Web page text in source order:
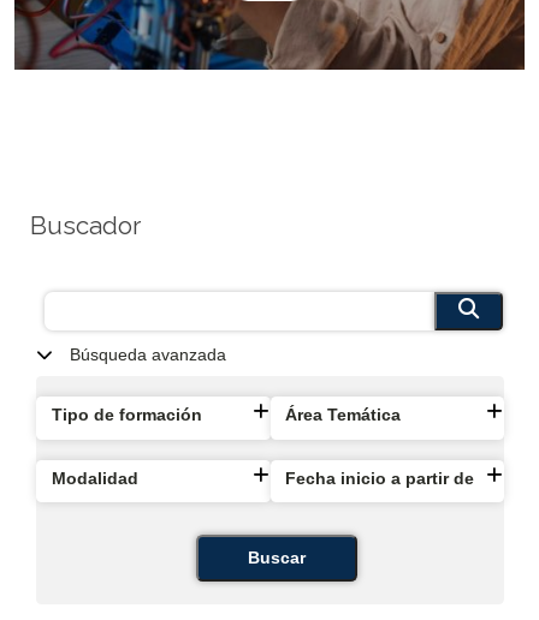
Buscador
Búsqueda avanzada
Tipo de formación Área Temática
Modalidad Fecha inicio a partir de
Buscar